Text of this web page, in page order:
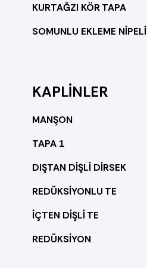
KURTAĞZI KÖR TAPA
SOMUNLU EKLEME NİPELİ
KAPLİNLER
MANŞON
TAPA 1
DIŞTAN DİŞLİ DİRSEK
REDÜKSİYONLU TE
İÇTEN DİŞLİ TE
REDÜKSİYON